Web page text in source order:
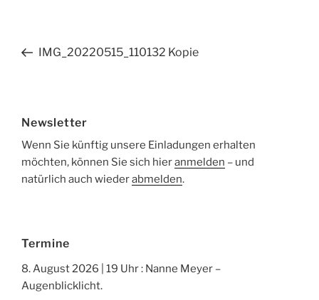
Beitragsnavigation
Vorheriger
IMG_20220515_110132 Kopie
Newsletter
Wenn Sie künftig unsere Einladungen erhalten
möchten, können Sie sich hieranmelden – und
natürlich auch wiederabmelden.
Termine
8. August 2026 | 19 Uhr : Nanne Meyer –
Augenblicklicht.